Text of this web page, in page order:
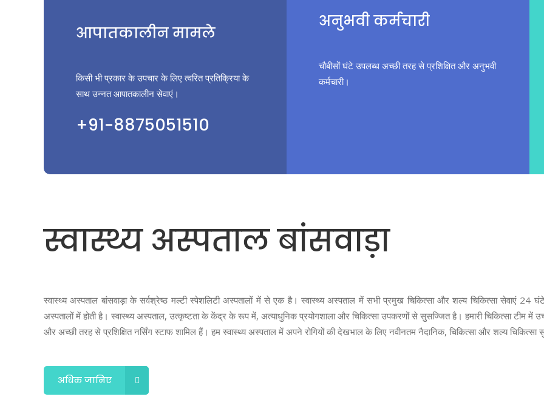
आपातकालीन मामले
किसी भी प्रकार के उपचार के लिए त्वरित प्रतिक्रिया के
साथ उन्नत आपातकालीन सेवाएं।
+91-8875051510
अनुभवी कर्मचारी
चौबीसों घंटे उपलब्ध अच्छी तरह से प्रशिक्षित और अनुभवी
कर्मचारी।
स्वास्थ्य अस्पताल बांसवाड़ा
स्वास्थ्य अस्पताल बांसवाड़ा के सर्वश्रेष्ठ मल्टी स्पेशलिटी अस्पतालों में से एक है। स्वास्थ्य अस्पताल में सभी प्रमुख चिकित्सा और शल्य चिकित्सा सेवाएं 24
अस्पतालों में होती है। स्वास्थ्य अस्पताल, उत्कृष्टता के केंद्र के रूप में, अत्याधुनिक प्रयोगशाला और चिकित्सा उपकरणों से सुसज्जित है। हमारी चिकित्सा टीम में
और अच्छी तरह से प्रशिक्षित नर्सिंग स्टाफ शामिल हैं। हम स्वास्थ्य अस्पताल में अपने रोगियों की देखभाल के लिए नवीनतम नैदानिक, चिकित्सा और शल्य
अधिक जानिए